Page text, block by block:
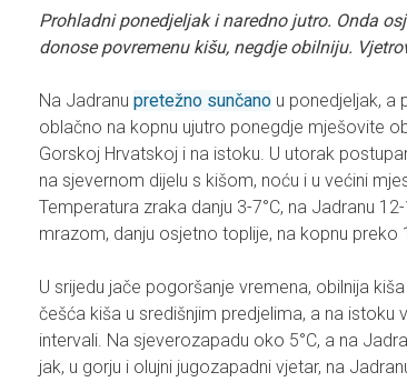
Prohladni ponedjeljak i naredno jutro. Onda
donose povremenu kišu, negdje obilniju.
Na Jadranu pretežno sunčano u ponedjeljak, a
oblačno na kopnu ujutro ponegdje mješovite
Gorskoj Hrvatskoj i na istoku. U utorak
na sjevernom dijelu s kišom, noću i u većini
Temperatura zraka danju 3-7°C, na Jadranu
mrazom, danju osjetno toplije, na kopnu preko
U srijedu jače pogoršanje vremena, obilnija
češća kiša u središnjim predjelima, a na istoku
intervali. Na sjeverozapadu oko 5°C, a na
jak, u gorju i olujni jugozapadni vjetar, na